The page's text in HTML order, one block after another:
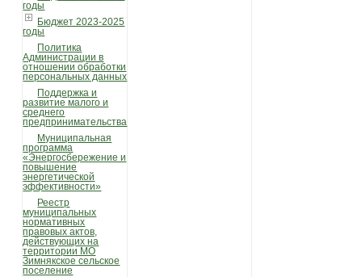
годы
Бюджет 2023-2025
годы
Политика
Администрации в
отношении обработки
персональных данных
Поддержка и
развитие малого и
среднего
предпринимательства
Муниципальная
программа
«Энергосбережение и
повышение
энергетической
эффективности»
Реестр
муниципальных
нормативных
правовых актов,
действующих на
территории МО
Зимнякское сельское
поселение